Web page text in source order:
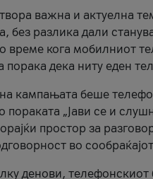
важна и актуелна
без разлика дали
време кога мобилниот
порака дека ниту еден
кампањата беше
пораката „Јави се и
простор за
во
денови, телефонскиот